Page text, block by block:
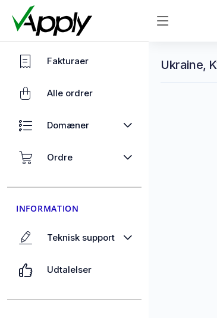
Fakturaer
Alle ordrer
Domæner
Ordre
INFORMATION
Teknisk support
Udtalelser
Ukraine,